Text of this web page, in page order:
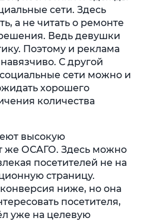
сети. Здесь
а не читать о ремонте
Ведь девушки
Поэтому и реклама
С другой
сети можно и
хорошего
количества
высокую
же ОСАГО. Здесь можно
посетителей не на
страницу.
ниже, но она
посетителя,
уже на целевую